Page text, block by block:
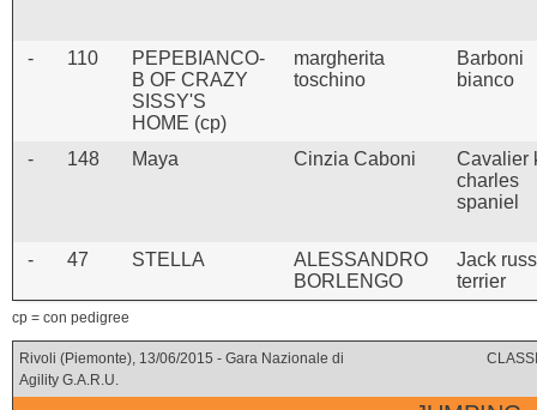
- 110
PEPEBIANCO-
B OF CRAZY
SISSY'S
HOME (cp)
margherita
toschino
Barboni
bianco
- 148 Maya Cinzia Caboni
Cavalier
charles
spaniel
- 47 STELLA
ALESSANDRO
BORLENGO
Jack
terrier
cp = con pedigree
Rivoli (Piemonte), 13/06/2015 - Gara Nazionale di
Agility G.A.R.U.